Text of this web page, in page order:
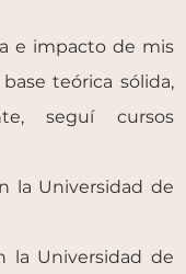
e impacto de mis
teórica sólida,
seguí cursos
la Universidad de
la Universidad de